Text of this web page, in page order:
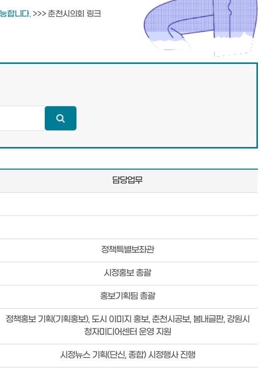
합니다. >>> 춘천시의회 링크
담당업무
정책특별보좌관
시정홍보 총괄
홍보기획팀 총괄
정책홍보 기획(기획홍보), 도시 이미지 홍보, 춘천시공보, 봄내글판, 강원시
청자미디어센터 운영 지원
시정뉴스 기획(단신, 종합) 시정행사 진행